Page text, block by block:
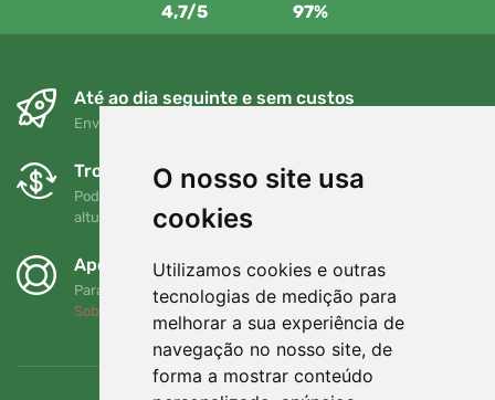
O nosso site usa
cookies
Utilizamos cookies e outras
tecnologias de medição para
melhorar a sua experiência de
navegação no nosso site, de
forma a mostrar conteúdo
4,7/5 97%
Até ao dia seguinte e sem custos
Envio gratuito para encomendas superiores a 80 EUR
Trocas e devoluções gratuitas
Pode devolver ou trocar a sua encomenda em qualquer
altura no prazo de 90 dias
Apoiamos a Trees.org
Para cada encomenda plantamos uma árvore! Leia mais
Sobre nós